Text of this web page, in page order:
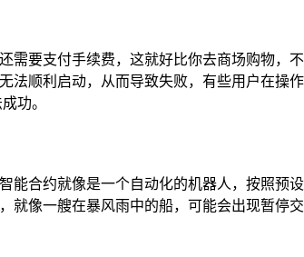
需要支付手续费，这就好比你去商场购物，
法顺利启动，从而导致失败，有些用户在操
功。
能合约就像是一个自动化的机器人，按照预
就像一艘在暴风雨中的船，可能会出现暂停